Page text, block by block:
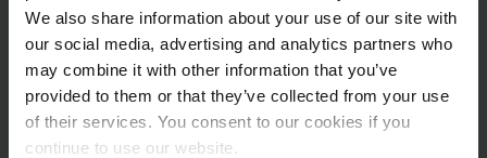
We also share information about your use of our site with
our social media, advertising and analytics partners who
may combine it with other information that you’ve
provided to them or that they’ve collected from your use
of their services. You consent to our cookies if you
continue to use our website.